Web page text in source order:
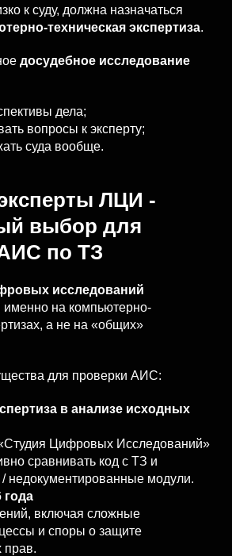
к суду, должна назначаться
техническая экспертиза.
досудебное исследование
дела;
вопросы к эксперту;
суда вообще.
ЛЦИ -
выбор для
по ТЗ
исследований
именно на компьютерно-
а не на «общих»
для проверки АИС:
в анализе исходных
Цифровых Исследований»
сравнивать код с ТЗ и
/ недокументированные модули.
года
включая сложные
и споры о защите
прав.